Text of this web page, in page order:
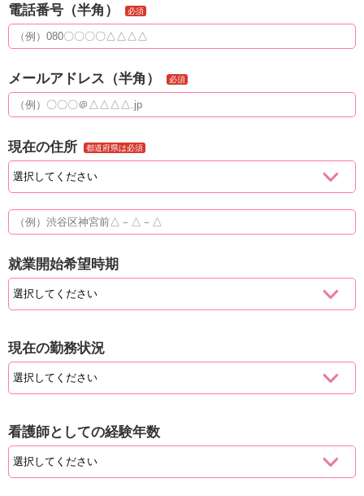
電話番号（半角） 必須
メールアドレス（半角） 必須
現在の住所 都道府県は必須
就業開始希望時期
現在の勤務状況
看護師としての経験年数